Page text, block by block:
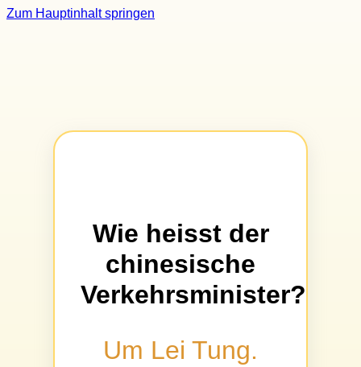
Zum Hauptinhalt springen
Wie heisst der
chinesische
Verkehrsminister?
Um Lei Tung.